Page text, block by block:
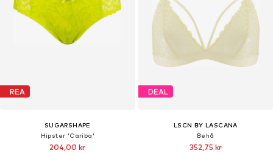
REA
SUGARSHAPE
Hipster 'Cariba'
204,00 kr
DEAL
LSCN BY LASCANA
Behå
352,75 kr